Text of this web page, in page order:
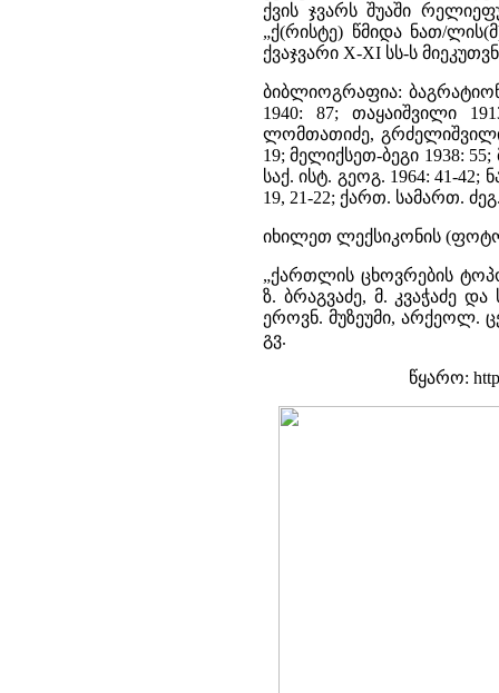
ქვის ჯვარს შუაში
„ქ(რისტე) წმიდა ნათ/
ქვაჯვარი X-XI სს-ს
ბიბლიოგრაფია:
1940: 87; თაყაიშვილი
ლომთათიძე, გრძელიშვილი
19; მელიქსეთ-ბეგი 1938:
საქ. ისტ. გეოგ. 1964: 41-42;
19, 21-22; ქართ. სამართ. ძეგ.
იხილეთ ლექსიკონის
„ქართლის ცხოვრების
ზ. ბრაგვაძე, მ. კვაჭაძე
ეროვნ. მუზეუმი, არქეოლ.
გვ.
წყარო: